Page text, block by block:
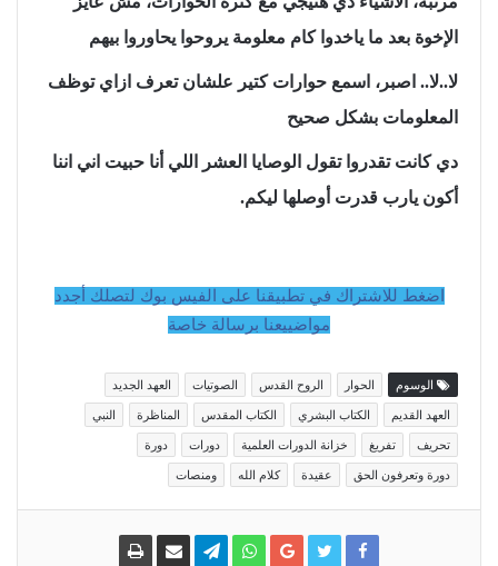
الإخوة بعد ما ياخدوا كام معلومة يروحوا يحاوروا بيهم
لا..لا.. اصبر، اسمع حوارات كتير علشان تعرف ازاي توظف
المعلومات بشكل صحيح
دي كانت تقدروا تقول الوصايا العشر اللي أنا حبيت اني اننا
أكون يارب قدرت أوصلها ليكم.
اضغط للاشتراك في تطبيقنا على الفيس بوك لتصلك أجدد
مواضييعنا برسالة خاصة
الوسوم الحوار الروح القدس الصوتيات العهد الجديد
العهد القديم الكتاب البشري الكتاب المقدس المناظرة النبي
تحريف تفريغ خزانة الدورات العلمية دورات دورة
دورة وتعرفون الحق عقيدة كلام الله ومنصات